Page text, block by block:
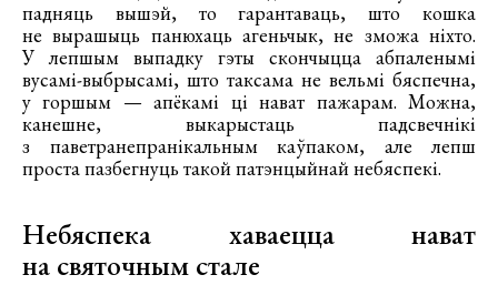
падняць вышэй, то гарантаваць, што кошка
не вырашыць панюхаць агеньчык, не зможа ніхто.
У лепшым выпадку гэты скончыцца абпаленымі
вусамі-выбрысамі, што таксама не вельмі бяспечна,
у горшым — апёкамі ці нават пажарам. Можна,
канешне, выкарыстаць падсвечнікі
з паветранепранікальным каўпаком, але лепш
проста пазбегнуць такой патэнцыйнай небяспекі.
Небяспека хаваецца нават
на святочным стале